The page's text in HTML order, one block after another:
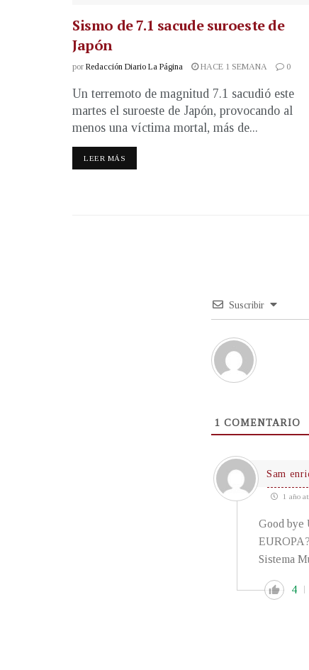
Sismo de 7.1 sacude suroeste de
Japón
por Redacción Diario La Página HACE 1 SEMANA 0
Un terremoto de magnitud 7.1 sacudió este
martes el suroeste de Japón, provocando al
menos una víctima mortal, más de...
LEER MÁS
Suscribir
1 COMENTARIO
Sam
1 año
Good bye
Sistema
4